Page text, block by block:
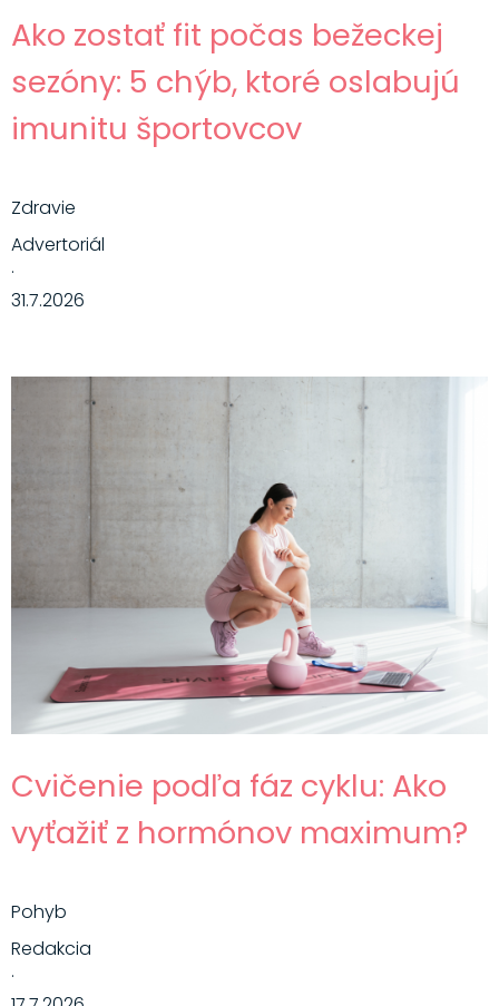
Ako zostať fit počas bežeckej
sezóny: 5 chýb, ktoré oslabujú
imunitu športovcov
Zdravie
Advertoriál
·
31.7.2026
Cvičenie podľa fáz cyklu: Ako
vyťažiť z hormónov maximum?
Pohyb
Redakcia
·